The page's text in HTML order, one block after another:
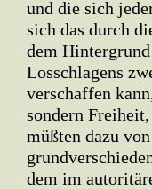
und die sich
sich das durch
dem
Losschlagens
verschaffen
sondern
müßten dazu
dem im